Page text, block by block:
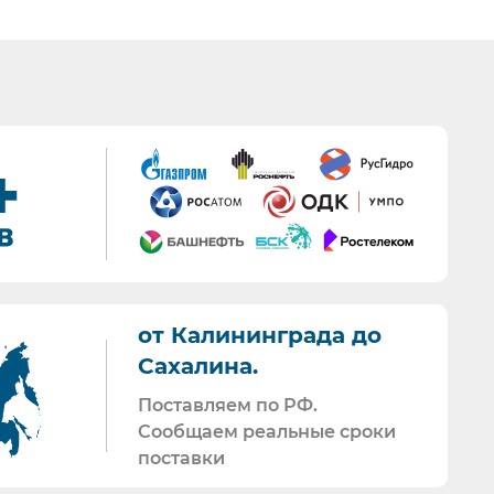
документации.
и накладные со счет-фактурами.
проверок.
от Калининграда до
Сахалина.
Поставляем по РФ.
Сообщаем реальные сроки
поставки